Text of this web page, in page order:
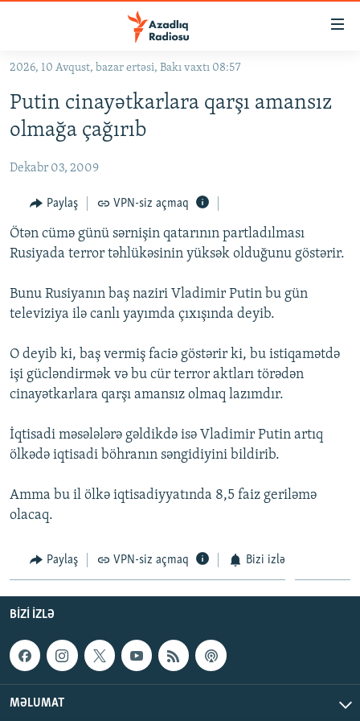
Əsas
qayıt
Əsas
naviqasiyaya
qayıt
KORRUPSIOMETR
#ƏSLINDƏ
FƏRQƏ BAX
QANUNI DOĞRU
ARAŞDIRMA
MULTIMEDIA
VIDEO
FOTOQALEREYA
İNFOQRAFIKA
KARIKATURA
RADIO ARXIV
OXU ZALI
AZƏRBAYCAN ƏDƏBIYYATI KITABXANASI
İSLAM VƏ DEMOKRATIYA
İZ - MƏDƏNIYYƏT PROQRAMI
HAQQIMIZDA
MISSIYAMIZ
PEŞƏ ETIKASI VƏ JURNALISTIKA STANDARTLARIMIZ
MATERIALLARIMIZDAN ISTIFADƏ
AZADLIQRADIOSU MOBIL TELEFONUNUZDA
BIZIMLƏ ƏLAQƏ
XƏBƏR BÜLLETENLƏRIMIZ
BIZI IZLƏ
RFE/RL-in bütün saytları
2026, 10 Avqust, bazar ertəsi, Bakı vaxtı 08:57
Putin cinayətkarlara qarşı amansız
olmağa çağırıb
Dekabr 03, 2009
Paylaş VPN-siz açmaq
Ötən cümə günü sərnişin qatarının partladılması
Rusiyada terror təhlükəsinin yüksək olduğunu göstərir.
Bunu Rusiyanın baş naziri Vladimir Putin bu gün
televiziya ilə canlı yayımda çıxışında deyib.
O deyib ki, baş vermiş faciə göstərir ki, bu istiqamətdə
işi gücləndirmək və bu cür terror aktları törədən
cinayətkarlara qarşı amansız olmaq lazımdır.
İqtisadi məsələlərə gəldikdə isə Vladimir Putin artıq
ölkədə iqtisadi böhranın səngidiyini bildirib.
Amma bu il ölkə iqtisadiyyatında 8,5 faiz geriləmə
olacaq.
Paylaş VPN-siz açmaq Bizi izlə
BIZI IZLƏ
MƏLUMAT